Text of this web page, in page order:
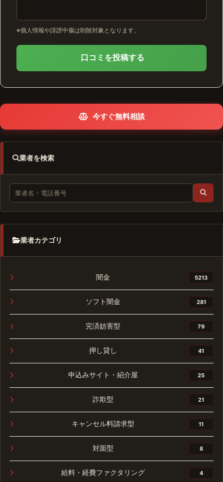
※個人情報や誹謗中傷は削除対象となります。
口コミを投稿する
今すぐ無料相談
業者を検索
業者カテゴリ
闇金 5213
ソフト闇金 281
完済妨害型 79
押し貸し 41
申込みサイト・紹介屋 25
詐欺型 21
キャンセル料請求型 11
対面型 8
給料・経費ファクタリング 4